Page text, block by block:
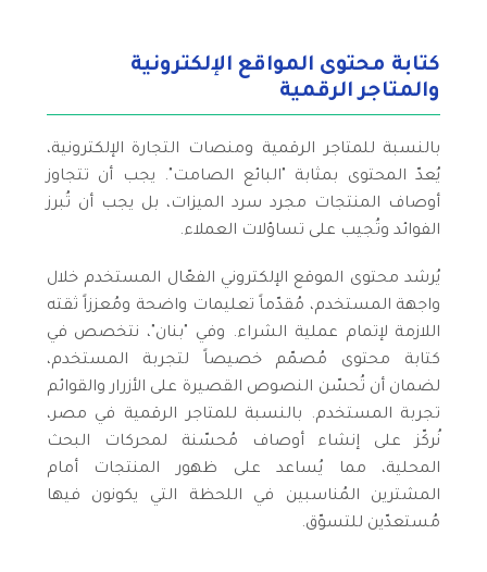
كتابة محتوى المواقع الإلكترونية
والمتاجر الرقمية
بالنسبة للمتاجر الرقمية ومنصات التجارة الإلكترونية،
يُعدّ المحتوى بمثابة "البائع الصامت". يجب أن تتجاوز
أوصاف المنتجات مجرد سرد الميزات، بل يجب أن تُبرز
الفوائد وتُجيب على تساؤلات العملاء.
يُرشد محتوى الموقع الإلكتروني الفعّال المستخدم خلال
واجهة المستخدم، مُقدّماً تعليمات واضحة ومُعززاً ثقته
اللازمة لإتمام عملية الشراء. وفي "بنان"، نتخصص في
كتابة محتوى مُصمّم خصيصاً لتجربة المستخدم،
لضمان أن تُحسّن النصوص القصيرة على الأزرار والقوائم
تجربة المستخدم. بالنسبة للمتاجر الرقمية في مصر،
نُركّز على إنشاء أوصاف مُحسّنة لمحركات البحث
المحلية، مما يُساعد على ظهور المنتجات أمام
المشترين المُناسبين في اللحظة التي يكونون فيها
مُستعدّين للتسوّق.